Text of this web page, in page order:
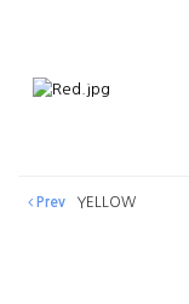
Prev YELLOW